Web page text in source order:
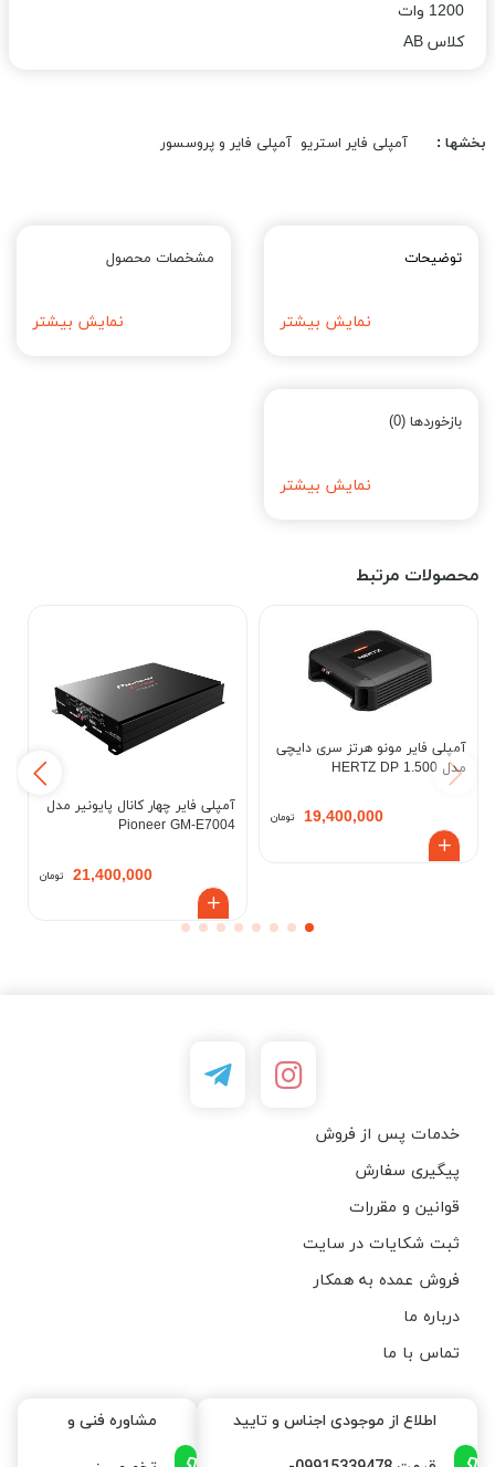
1200 وات
کلاس AB
بخشها : آمپلی فایر استریو آمپلی فایر و پروسسور
توضیحات
نمایش بیشتر
مشخصات محصول
نمایش بیشتر
بازخوردها (0)
نمایش بیشتر
محصولات مرتبط
آمپلی فایر مونو هرتز سری دایچی
مدل HERTZ DP 1.500
19,400,000 تومان
آمپلی فایر چهار کانال پایونیر مدل
Pioneer GM-E7004
21,400,000 تومان
خدمات پس از فروش
پیگیری سفارش
قوانین و مقررات
ثبت شکایات در سایت
فروش عمده به همکار
درباره ما
تماس با ما
اطلاع از موجودی اجناس و تایید مشاوره فنی و